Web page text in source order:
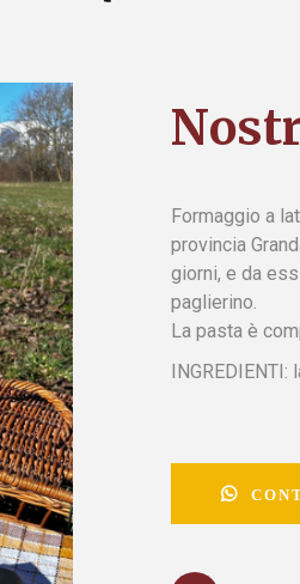
Formaggio a
provincia
giorni, e da
paglierino.
La pasta è